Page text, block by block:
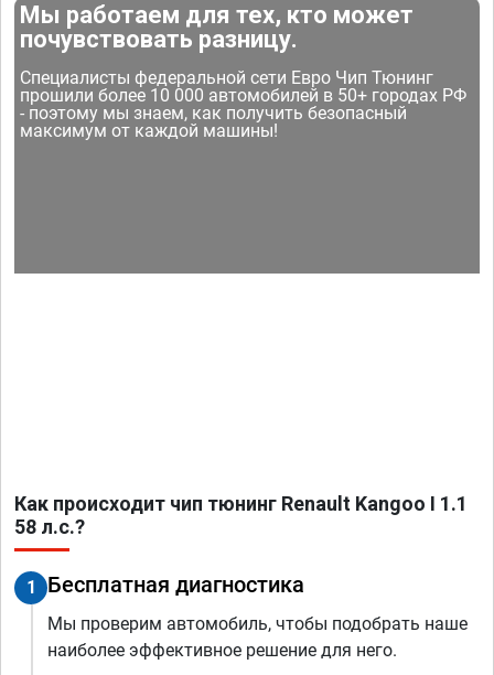
Мы работаем для тех, кто может
почувствовать разницу.
Специалисты федеральной сети Евро Чип Тюнинг
прошили более 10 000 автомобилей в 50+ городах РФ
- поэтому мы знаем, как получить безопасный
максимум от каждой машины!
Как происходит чип тюнинг Renault Kangoo I 1.1
58 л.с.?
1 Бесплатная диагностика
Мы проверим автомобиль, чтобы подобрать наше
наиболее эффективное решение для него.